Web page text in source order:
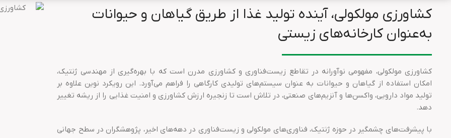
کشاورزی مولکولی، آینده تولید غذا از طریق گیاهان و حیوانات
به‌عنوان کارخانه‌های زیستی
کشاورزی مولکولی، مفهومی نوآورانه در تقاطع زیست‌فناوری و کشاورزی مدرن است که با بهره‌گیری از مهندسی ژنتیک،
امکان استفاده از گیاهان و حیوانات به عنوان سیستم‌های تولیدی کارگاهی را فراهم می‌آورد. این رویکرد نوین علاوه بر
تولید مواد دارویی، واکسن‌ها و آنزیم‌های صنعتی، در تلاش است تا زنجیره ارزش کشاورزی و امنیت غذایی را از ریشه تغییر
دهد.
با پیشرفت‌های چشمگیر در حوزه ژنتیک، فناوری‌های مولکولی و زیست‌فناوری در دهه‌های اخیر، پژوهشگران در سطح جهانی